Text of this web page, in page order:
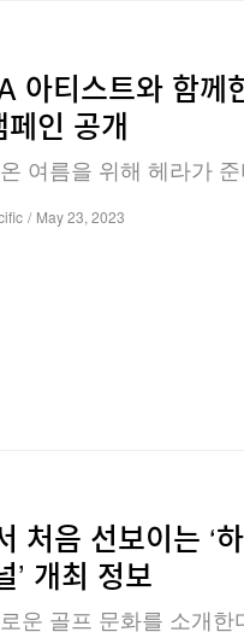
아티스트와 함께
페인 공개
여름을 위해 헤라가
/ May 23, 2023
처음 선보이는 ‘
’ 개최 정보
운 골프 문화를 소개한